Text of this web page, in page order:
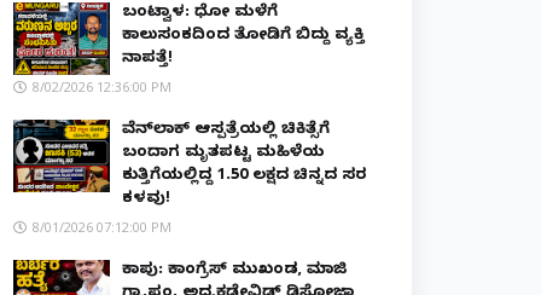
ಬಂಟ್ವಾಳ: ಧೋ ಮಳೆಗೆ
ಕಾಲುಸಂಕದಿಂದ ತೋಡಿಗೆ ಬಿದ್ದು ವ್ಯಕ್ತಿ
ನಾಪತ್ತೆ!
8/02/2026 12:36:00 PM
ವೆನ್‌ಲಾಕ್ ಆಸ್ಪತ್ರೆಯಲ್ಲಿ ಚಿಕಿತ್ಸೆಗೆ
ಬಂದಾಗ ಮೃತಪಟ್ಟ ಮಹಿಳೆಯ
ಕುತ್ತಿಗೆಯಲ್ಲಿದ್ದ ₹1.50 ಲಕ್ಷದ ಚಿನ್ನದ ಸರ
ಕಳವು!
8/01/2026 07:12:00 PM
ಕಾಪು: ಕಾಂಗ್ರೆಸ್ ಮುಖಂಡ, ಮಾಜಿ